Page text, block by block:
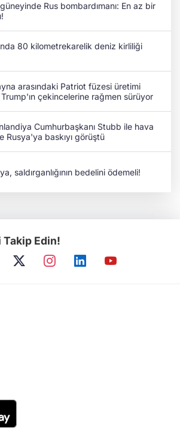
Rus bombardımanı: En az bir
80 kilometrekarelik deniz kirliliği
arasındaki Patriot füzesi üretimi
çekincelerine rağmen sürüyor
Cumhurbaşkanı Stubb ile hava
Rusya'ya baskıyı görüştü
saldırganlığının bedelini ödemeli!
Takip Edin!